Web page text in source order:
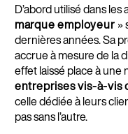
D’abord utilisé dans
marque employeur »
dernières années. Sa
accrue à mesure de la
effet laissé place à
entreprises vis-à-vis
celle dédiée à leurs
pas sans l’autre.